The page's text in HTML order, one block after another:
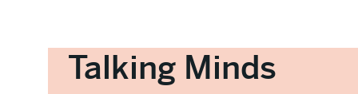
Talking Minds